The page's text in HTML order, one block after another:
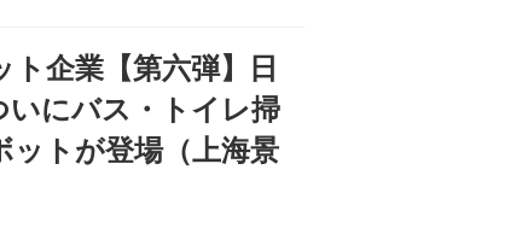
ト企業【第六弾】日
いにバス・トイレ掃
ットが登場（上海景